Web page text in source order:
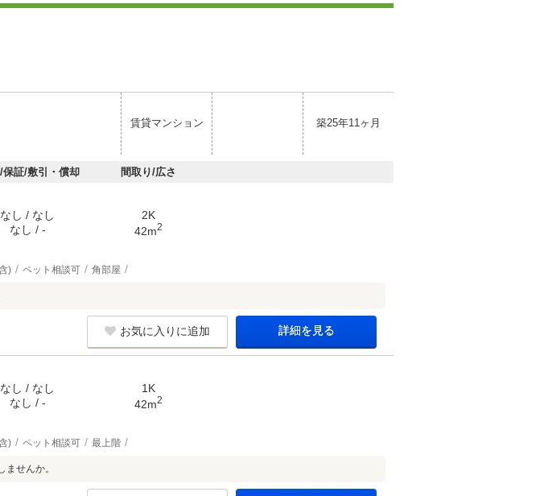
賃貸マンション 築25年11ヶ月
保証/敷引・償却 間取り/広さ
なし / なし
なし / -
2K
42m2
) ペット相談可 角部屋
お気に入りに追加 詳細を見る
なし / なし
なし / -
1K
42m2
) ペット相談可 最上階
せんか。